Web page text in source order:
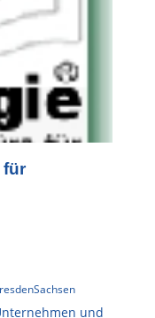
für
Sachsen
und